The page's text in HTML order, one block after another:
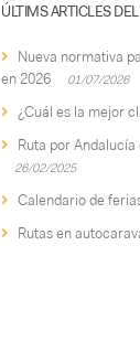
ÚLTIMS ARTICLES
Nueva normativa
en 2026
01/07/2026
¿Cuál es la mejor
Ruta por
26/02/2025
Calendario de
Rutas en